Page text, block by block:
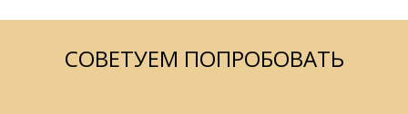
СОВЕТУЕМ ПОПРОБОВАТЬ